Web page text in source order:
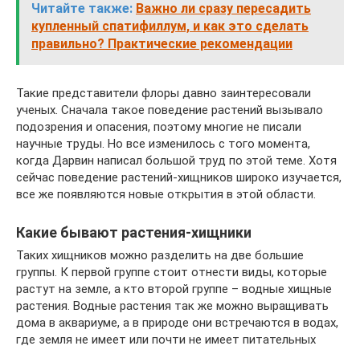
Читайте также: Важно ли сразу пересадить
купленный спатифиллум, и как это сделать
правильно? Практические рекомендации
Такие представители флоры давно заинтересовали
ученых. Сначала такое поведение растений вызывало
подозрения и опасения, поэтому многие не писали
научные труды. Но все изменилось с того момента,
когда Дарвин написал большой труд по этой теме. Хотя
сейчас поведение растений-хищников широко изучается,
все же появляются новые открытия в этой области.
Какие бывают растения-хищники
Таких хищников можно разделить на две большие
группы. К первой группе стоит отнести виды, которые
растут на земле, а кто второй группе – водные хищные
растения. Водные растения так же можно выращивать
дома в аквариуме, а в природе они встречаются в водах,
где земля не имеет или почти не имеет питательных